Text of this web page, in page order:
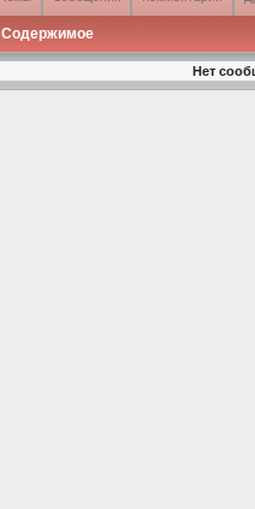
Содержимое
Нет